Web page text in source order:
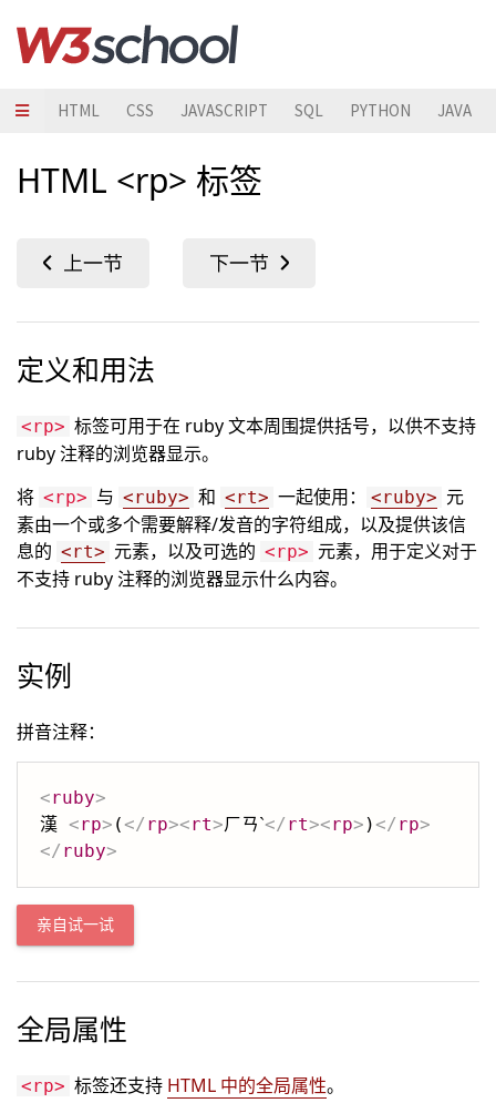
HTML CSS JAVASCRIPT SQL PYTHON JAVA
HTML <rp> 标签
定义和用法
<rp> 标签可用于在 ruby 文本周围提供括号，以供不支持
ruby 注释的浏览器显示。
将 <rp> 与 <ruby> 和 <rt> 一起使用： <ruby> 元
素由一个或多个需要解释/发音的字符组成，以及提供该信
息的 <rt> 元素，以及可选的 <rp> 元素，用于定义对于
不支持 ruby 注释的浏览器显示什么内容。
实例
拼音注释：
<ruby>
漢 <rp> ( </ rp><rt>ㄏㄢˋ</ rt><rp> ) </ rp>
</ ruby>
亲自试一试
全局属性
<rp> 标签还支持 HTML 中的全局属性。